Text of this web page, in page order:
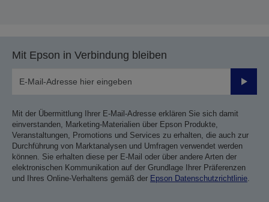
Mit Epson in Verbindung bleiben
Mit der Übermittlung Ihrer E-Mail-Adresse erklären Sie sich damit
einverstanden, Marketing-Materialien über Epson Produkte,
Veranstaltungen, Promotions und Services zu erhalten, die auch zur
Durchführung von Marktanalysen und Umfragen verwendet werden
können. Sie erhalten diese per E-Mail oder über andere Arten der
elektronischen Kommunikation auf der Grundlage Ihrer Präferenzen
und Ihres Online-Verhaltens gemäß der Epson Datenschutzrichtlinie.